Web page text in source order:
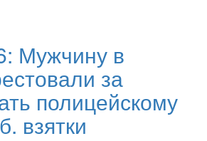
Мужчину в
за
полицейскому
взятки